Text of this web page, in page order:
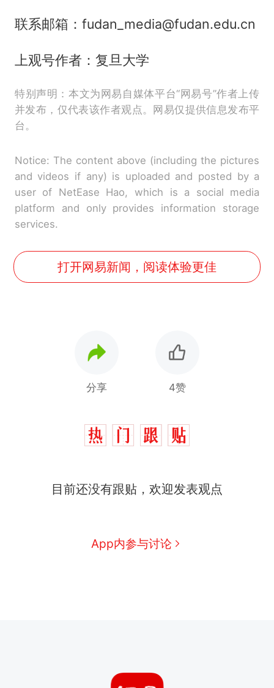
联系邮箱：fudan_media@fudan.edu.cn
上观号作者：复旦大学
特别声明：本文为网易自媒体平台“网易号”作者上传
并发布，仅代表该作者观点。网易仅提供信息发布平
台。
Notice: The content above (including the pictures
and videos if any) is uploaded and posted by a
user of NetEase Hao, which is a social media
platform and only provides information storage
services.
打开网易新闻，阅读体验更佳
分享 4赞
目前还没有跟贴，欢迎发表观点
App内参与讨论